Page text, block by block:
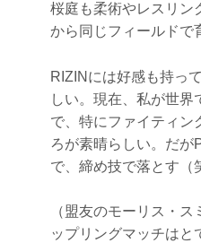
桜庭も柔術やレスリン
から同じフィールドで
RIZINには好感も持っ
しい。現在、私が世
で、特にファイティン
ろが素晴らしい。だが
で、締め技で落とす（
（盟友のモーリス・
ップリングマッチはと